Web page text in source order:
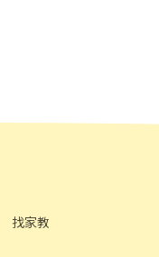
的餐點。 只要收
】（滿額折抵）， 讓
與美味。 體驗券連結：
找家教